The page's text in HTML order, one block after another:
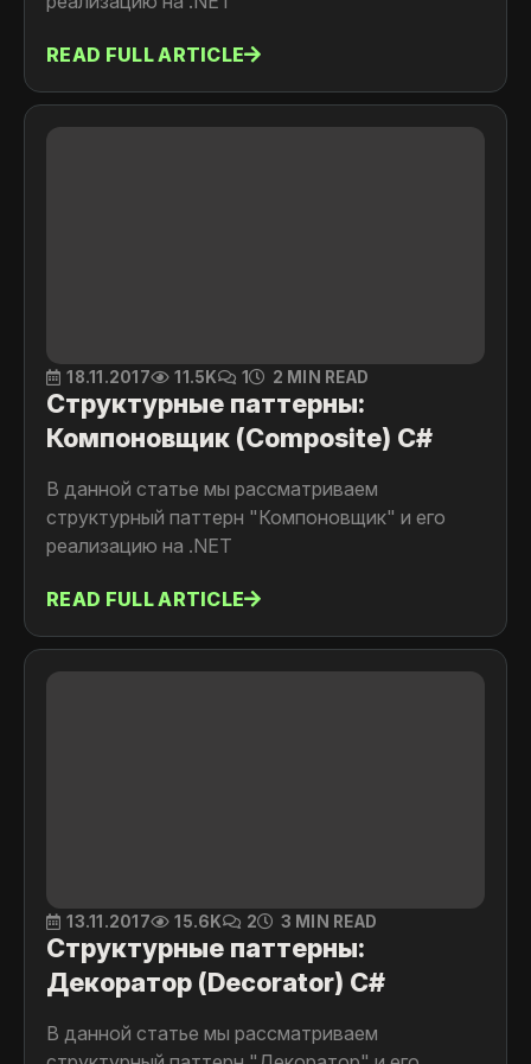
READ FULL ARTICLE
18.11.2017 11.5K 1 2 MIN READ
Структурные паттерны:
Компоновщик (Composite) C#
В данной статье мы рассматриваем
cтруктурный паттерн "Компоновщик" и его
реализацию на .NET
READ FULL ARTICLE
13.11.2017 15.6K 2 3 MIN READ
Структурные паттерны:
Декоратор (Decorator) C#
В данной статье мы рассматриваем